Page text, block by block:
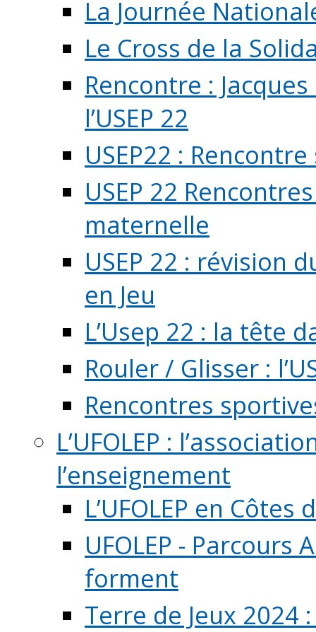
La Journée
Le Cross de la
Rencontre :
l’USEP 22
USEP22 :
USEP 22
maternelle
USEP 22 : révision
en Jeu
L’Usep 22 : la tête
Rouler / Glisser :
Rencontres
L’UFOLEP :
l’enseignement
L’UFOLEP en Côtes
UFOLEP -
forment
Terre de Jeux 2024